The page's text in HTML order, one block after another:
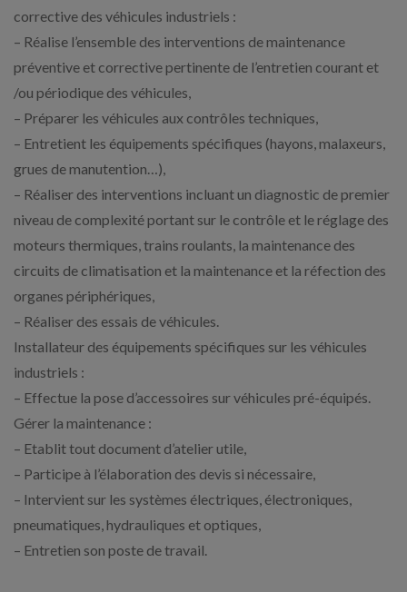
corrective des véhicules industriels :
– Réalise l’ensemble des interventions de maintenance
préventive et corrective pertinente de l’entretien courant et
/ou périodique des véhicules,
– Préparer les véhicules aux contrôles techniques,
– Entretient les équipements spécifiques (hayons, malaxeurs,
grues de manutention…),
– Réaliser des interventions incluant un diagnostic de premier
niveau de complexité portant sur le contrôle et le réglage des
moteurs thermiques, trains roulants, la maintenance des
circuits de climatisation et la maintenance et la réfection des
organes périphériques,
– Réaliser des essais de véhicules.
Installateur des équipements spécifiques sur les véhicules
industriels :
– Effectue la pose d’accessoires sur véhicules pré-équipés.
Gérer la maintenance :
– Etablit tout document d’atelier utile,
– Participe à l’élaboration des devis si nécessaire,
– Intervient sur les systèmes électriques, électroniques,
pneumatiques, hydrauliques et optiques,
– Entretien son poste de travail.